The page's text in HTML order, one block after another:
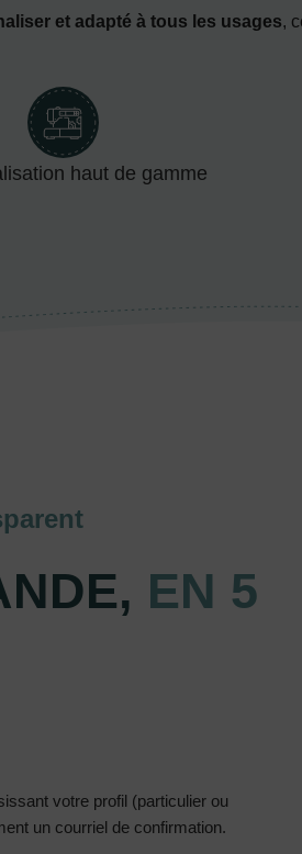
et adapté à tous les usages,
haut de gamme
EN 5
votre profil (particulier ou
un courriel de confirmation.